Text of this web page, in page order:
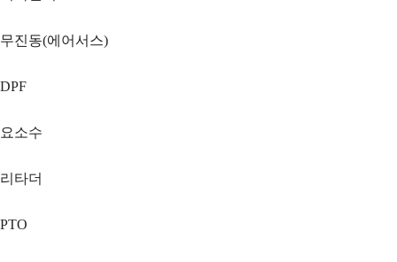
무진동(에어서스)
DPF
요소수
리타더
PTO